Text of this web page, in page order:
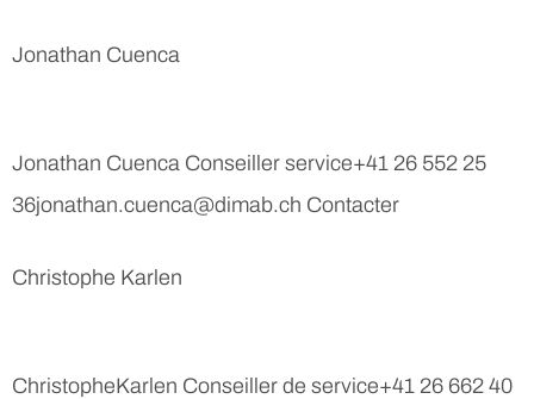
Jonathan Cuenca
Jonathan Cuenca Conseiller service+41 26 552 25
36jonathan.cuenca@dimab.ch Contacter
Christophe Karlen
ChristopheKarlen Conseiller de service+41 26 662 40